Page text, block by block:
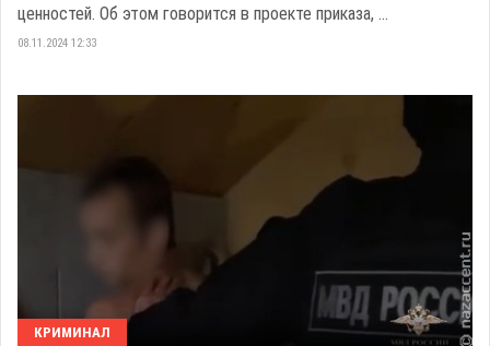
ценностей. Об этом говорится в проекте приказа, ...
08.11.2024 12:33
КРИМИНАЛ